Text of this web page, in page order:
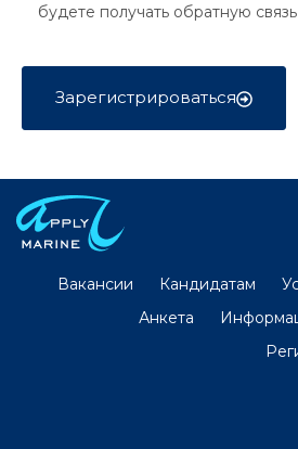
будете получать обратную
Зарегистрироваться
Вакансии Кандидатам
Анкета